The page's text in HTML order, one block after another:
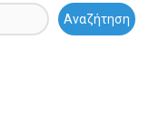
Αναζήτηση